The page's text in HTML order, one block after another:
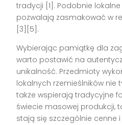
tradycji [1]. Podobnie
pozwalają zasmakować w
[3][5].
Wybierając pamiątkę dla
warto postawić na
unikalność. Przedmioty
lokalnych rzemieślników nie
także wspierają tradycyjne
świecie masowej produkcji,
stają się szczególnie cenne